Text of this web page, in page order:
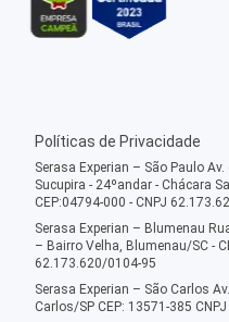
Políticas de Privacidade
Serasa Experian – São Paulo
Sucupira - 24ºandar - Chácara
CEP:04794-000 - CNPJ
Serasa Experian – Blumenau
– Bairro Velha, Blumenau/SC -
62.173.620/0104-95
Serasa Experian – São Carlos
Carlos/SP CEP: 13571-385